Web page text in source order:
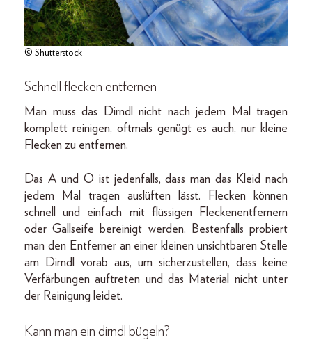
© Shutterstock
Schnell flecken entfernen
Man muss das Dirndl nicht nach jedem Mal tragen
komplett reinigen, oftmals genügt es auch, nur kleine
Flecken zu entfernen.
Das A und O ist jedenfalls, dass man das Kleid nach
jedem Mal tragen auslüften lässt. Flecken können
schnell und einfach mit flüssigen Fleckenentfernern
oder Gallseife bereinigt werden. Bestenfalls probiert
man den Entferner an einer kleinen unsichtbaren Stelle
am Dirndl vorab aus, um sicherzustellen, dass keine
Verfärbungen auftreten und das Material nicht unter
der Reinigung leidet.
Kann man ein dirndl bügeln?